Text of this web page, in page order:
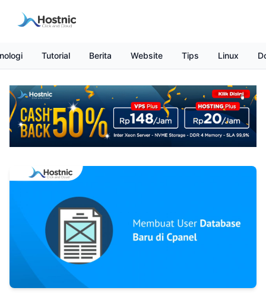
Tutorial Berita Website Tips Linux